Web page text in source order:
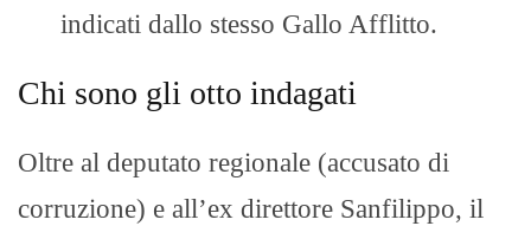
indicati dallo stesso Gallo Afflitto.
Chi sono gli otto indagati
Oltre al deputato regionale (accusato di
corruzione) e all’ex direttore Sanfilippo, il